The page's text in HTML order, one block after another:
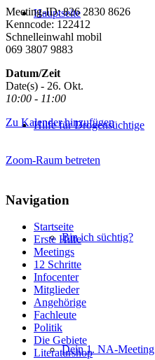
Hauptseite
Hilfe für Drogensüchtige
Bin ich süchtig?
Dein 1. NA-Meeting
Meeting-ID: 826 2830 8626
Kenncode: 122412
Schnelleinwahl mobil
069 3807 9883
Datum/Zeit
Date(s) - 26. Okt.
10:00 - 11:00
Zu Kalender hinzufügen
Zoom-Raum betreten
Navigation
Startseite
Erste Hilfe
Meetings
12 Schritte
Infocenter
Mitglieder
Angehörige
Fachleute
Politik
Die Gebiete
Literaturshop